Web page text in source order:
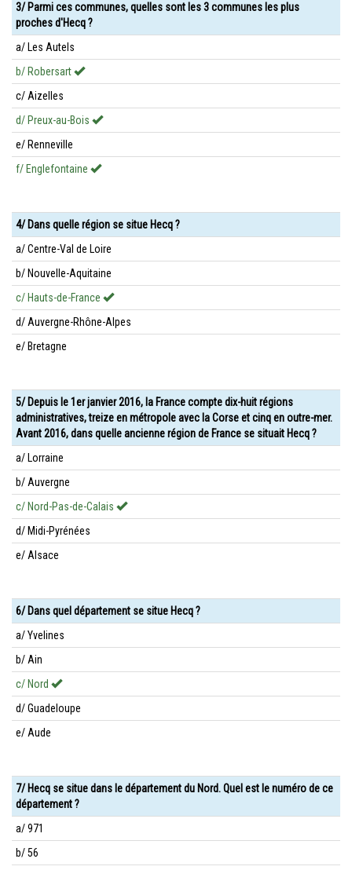
3/ Parmi ces communes, quelles sont les 3 communes les plus
proches d'Hecq ?
a/ Les Autels
b/ Robersart
c/ Aizelles
d/ Preux-au-Bois
e/ Renneville
f/ Englefontaine
4/ Dans quelle région se situe Hecq ?
a/ Centre-Val de Loire
b/ Nouvelle-Aquitaine
c/ Hauts-de-France
d/ Auvergne-Rhône-Alpes
e/ Bretagne
5/ Depuis le 1er janvier 2016, la France compte dix-huit régions
administratives, treize en métropole avec la Corse et cinq en outre-mer.
Avant 2016, dans quelle ancienne région de France se situait Hecq ?
a/ Lorraine
b/ Auvergne
c/ Nord-Pas-de-Calais
d/ Midi-Pyrénées
e/ Alsace
6/ Dans quel département se situe Hecq ?
a/ Yvelines
b/ Ain
c/ Nord
d/ Guadeloupe
e/ Aude
7/ Hecq se situe dans le département du Nord. Quel est le numéro de ce
département ?
a/ 971
b/ 56